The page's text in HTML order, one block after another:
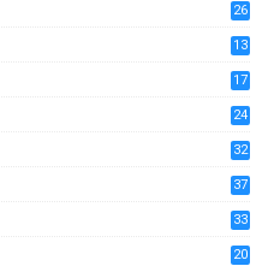
26
13
17
24
32
37
33
20